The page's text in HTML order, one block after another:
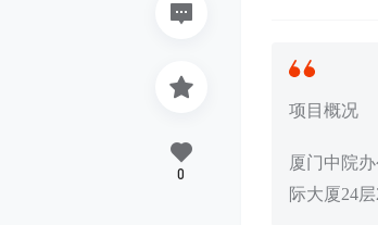
项目概况
厦门中院
际大厦24
0